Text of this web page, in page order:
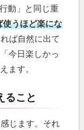
動」と同じ重
うほど楽にな
ば自然に出て
今日楽しかっ
ます。
ること
じます。それ